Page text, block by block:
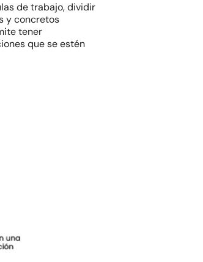
de trabajo, dividir
y concretos
tener
que se estén